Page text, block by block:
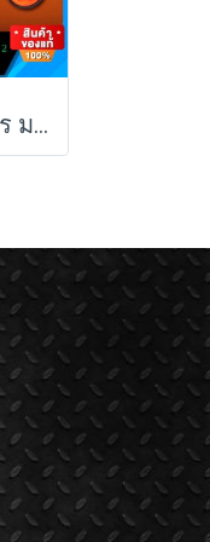
ปั๊มลมออยล์ฟรี 50 ลิตร มอเตอร์คู่ 600W x 2 Pumpkin MEGATON II PTT-M600W50 (31543)